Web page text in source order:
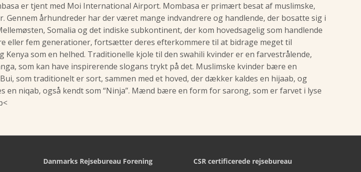
er tjent med Moi International Airport. Mombasa er primært besat af muslimske,
Gennem århundreder har der været mange indvandrere og handlende, der bosatte sig i
Somalia og det indiske subkontinent, der kom hovedsagelig som handlende
eller fem generationer, fortsætter deres efterkommere til at bidrage meget til
Kenya som en helhed. Traditionelle kjole til den swahili kvinder er en farvestrålende,
som kan have inspirerende slogans trykt på det. Muslimske kvinder bære en
som traditionelt er sort, sammen med et hoved, der dækker kaldes en hijaab, og
en niqab, også kendt som “Ninja”. Mænd bære en form for sarong, som er farvet i lyse
Danmarks Rejsebureau Forening CSR certificerede rejsebureau